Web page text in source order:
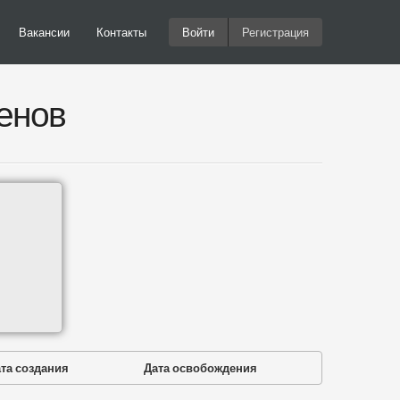
Вакансии Контакты Войти Регистрация
создания Дата освобождения